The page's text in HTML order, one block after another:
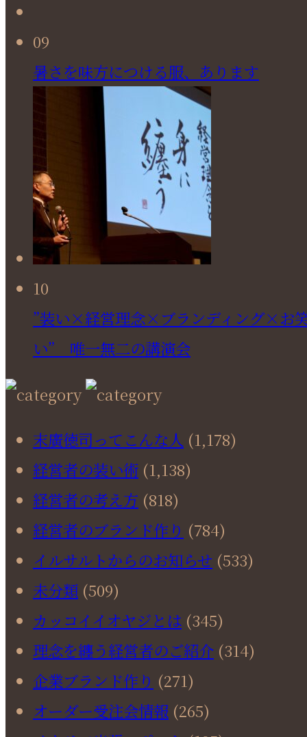
09
暑さを味方につける服、あります
10
”装い×経営理念×ブランディング×お
い” 唯一無二の講演会
末廣徳司ってこんな人 (1,178)
経営者の装い術 (1,138)
経営者の考え方 (818)
経営者のブランド作り (784)
イルサルトからのお知らせ (533)
未分類 (509)
カッコイイオヤジとは (345)
理念を纏う経営者のご紹介 (314)
企業ブランド作り (271)
オーダー受注会情報 (265)